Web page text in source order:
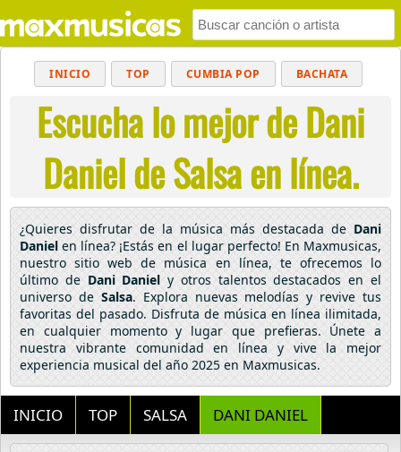
INICIO TOP CUMBIA POP BACHATA
MUSICA CRISTIANA REGGAETON
BALADAS ALTERNATIVO ELECTRÓNICA
CUMBIAS
Escucha lo mejor de Dani
Daniel de Salsa en línea.
¿Quieres disfrutar de la música más destacada de Dani
Daniel en línea? ¡Estás en el lugar perfecto! En Maxmusicas,
nuestro sitio web de música en línea, te ofrecemos lo
último de Dani Daniel y otros talentos destacados en el
universo de Salsa. Explora nuevas melodías y revive tus
favoritas del pasado. Disfruta de música en línea ilimitada,
en cualquier momento y lugar que prefieras. Únete a
nuestra vibrante comunidad en línea y vive la mejor
experiencia musical del año 2025 en Maxmusicas.
INICIO TOP SALSA DANI DANIEL